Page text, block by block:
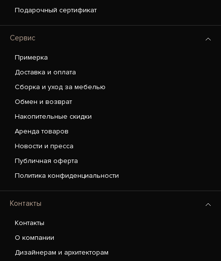
Подарочный сертификат
Сервис
Примерка
Доставка и оплата
Сборка и уход за мебелью
Обмен и возврат
Накопительные скидки
Аренда товаров
Новости и пресса
Публичная оферта
Политика конфиденциальности
Контакты
Контакты
О компании
Дизайнерам и архитекторам